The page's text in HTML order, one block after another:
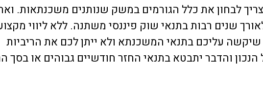
לבחון את כלל הגורמים במשק שנותנים משכנתאות.
שנים רבות בתנאי שוק פיננסי משתנה. ללא ליווי
שיקשה עליכם בתנאי המשכנתא ולא ייתן לכם את הריביות
והדבר יתבטא בתנאי החזר חודשיים גבוהים או בסך